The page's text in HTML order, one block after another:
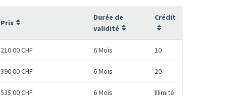
Prix
Durée de
validité
Crédit
210.00 CHF 6 Mois 10
390.00 CHF 6 Mois 20
535.00 CHF 6 Mois Illimité